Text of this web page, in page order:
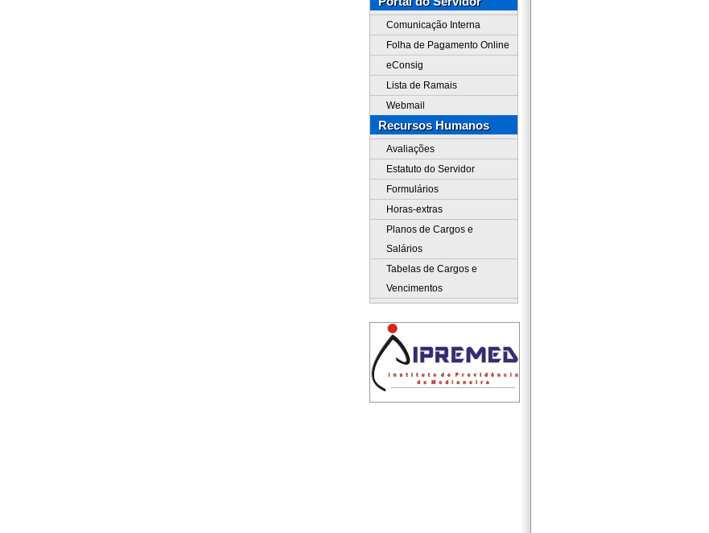
Comunicação Interna
Folha de Pagamento Online
eConsig
Lista de Ramais
Webmail
Recursos Humanos
Avaliações
Estatuto do Servidor
Formulários
Horas-extras
Planos de Cargos e
Salários
Tabelas de Cargos e
Vencimentos